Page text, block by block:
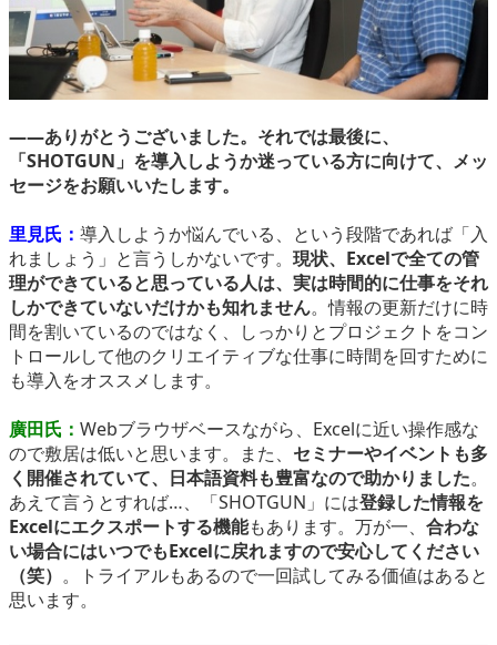
――ありがとうございました。それでは最後に、
「SHOTGUN」を導入しようか迷っている方に向けて、メッ
セージをお願いいたします。
里見氏： 導入しようか悩んでいる、という段階であれば「入
れましょう」と言うしかないです。 現状、Excelで全ての管
理ができていると思っている人は、実は時間的に仕事をそれ
しかできていないだけかも知れません。情報の更新だけに時
間を割いているのではなく、しっかりとプロジェクトをコン
トロールして他のクリエイティブな仕事に時間を回すために
も導入をオススメします。
廣田氏： Webブラウザベースながら、Excelに近い操作感な
ので敷居は低いと思います。また、 セミナーやイベントも多
く開催されていて、日本語資料も豊富なので助かりました。
あえて言うとすれば…、「SHOTGUN」には登録した情報を
Excelにエクスポートする機能もあります。万が一、 合わな
い場合にはいつでもExcelに戻れますので安心してください
（笑） 。トライアルもあるので一回試してみる価値はあると
思います。